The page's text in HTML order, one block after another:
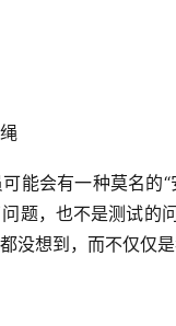
能会有一种莫名的
题，也不是测试的
没想到，而不仅仅